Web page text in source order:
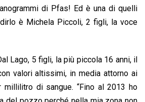
di Pfas! Ed è una di quelli
è Michela Piccoli, 2 figli, la voce
Lago, 5 figli, la più piccola 16 anni, il
valori altissimi, in media attorno ai
millilitro di sangue. “Fino al 2013 ho